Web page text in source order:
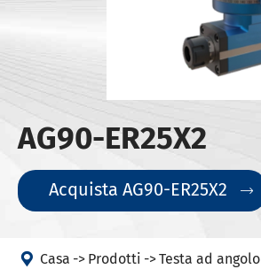
AG90-ER25X2
Acquista AG90-ER25X2 
 Casa Prodotti Testa ad angolo